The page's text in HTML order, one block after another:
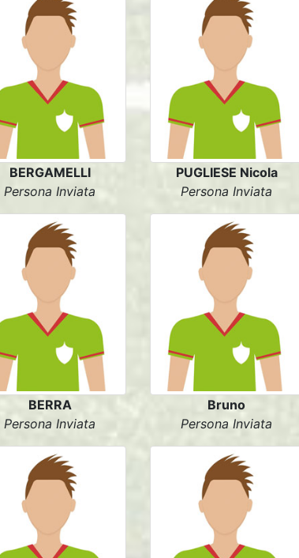
BERGAMELLI
Persona Inviata
PUGLIESE Nicola
Persona Inviata
BERRA
Persona Inviata
Bruno
Persona Inviata